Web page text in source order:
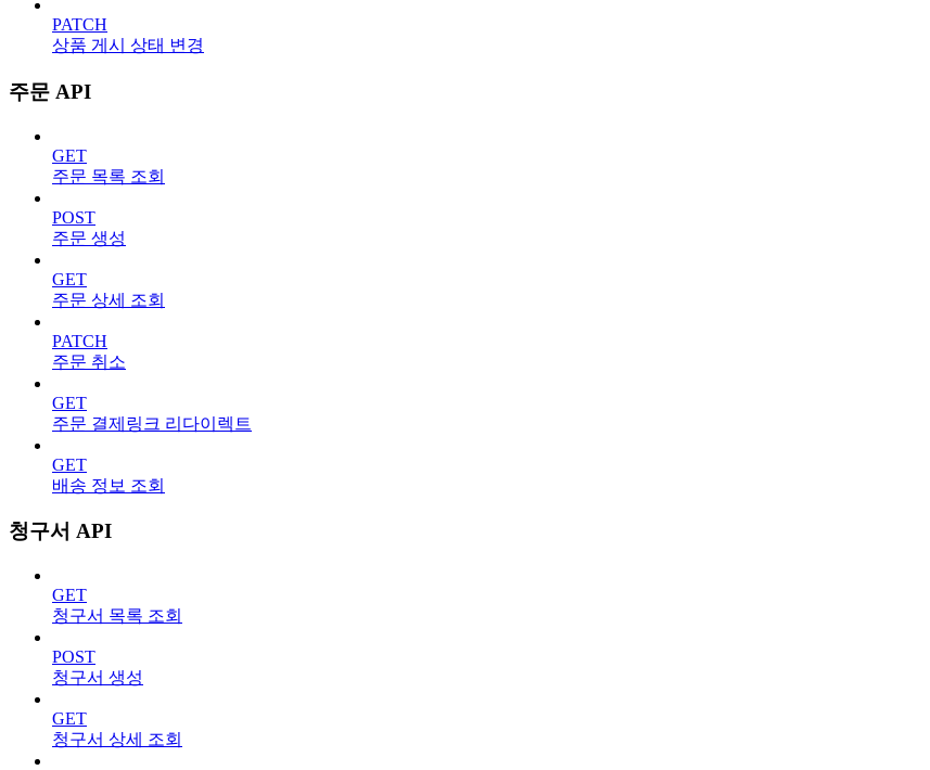
PATCH
상품 게시 상태 변경
주문 API
GET
주문 목록 조회
POST
주문 생성
GET
주문 상세 조회
PATCH
주문 취소
GET
주문 결제링크 리다이렉트
GET
배송 정보 조회
청구서 API
GET
청구서 목록 조회
POST
청구서 생성
GET
청구서 상세 조회